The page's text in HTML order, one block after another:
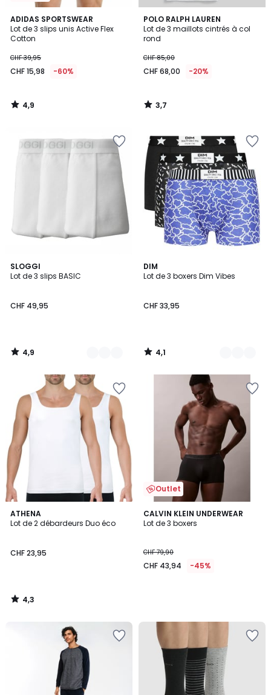
ADIDAS SPORTSWEAR
Lot de 3 slips unis Active Flex
Cotton
CHF 39,95
CHF 15,98 -60%
4,9
/ 5
4,9
/
POLO RALPH LAUREN
Lot de 3 maillots cintrés à col
rond
CHF 85,00
CHF 68,00 -20%
3,7
/ 5
3,7
/
SLOGGI
Lot de 3 slips BASIC
CHF 49,95
4,9
/ 5
4
Couleurs
4,9
/
DIM
Lot de 3 boxers Dim Vibes
CHF 33,95
4,1
/ 5
3
Couleurs
4,1
/
ATHENA
Lot de 2 débardeurs Duo éco
CHF 23,95
4,3
/ 5
4,3
/
Outlet
CALVIN KLEIN UNDERWEAR
Lot de 3 boxers
CHF 79,90
CHF 43,94 -45%